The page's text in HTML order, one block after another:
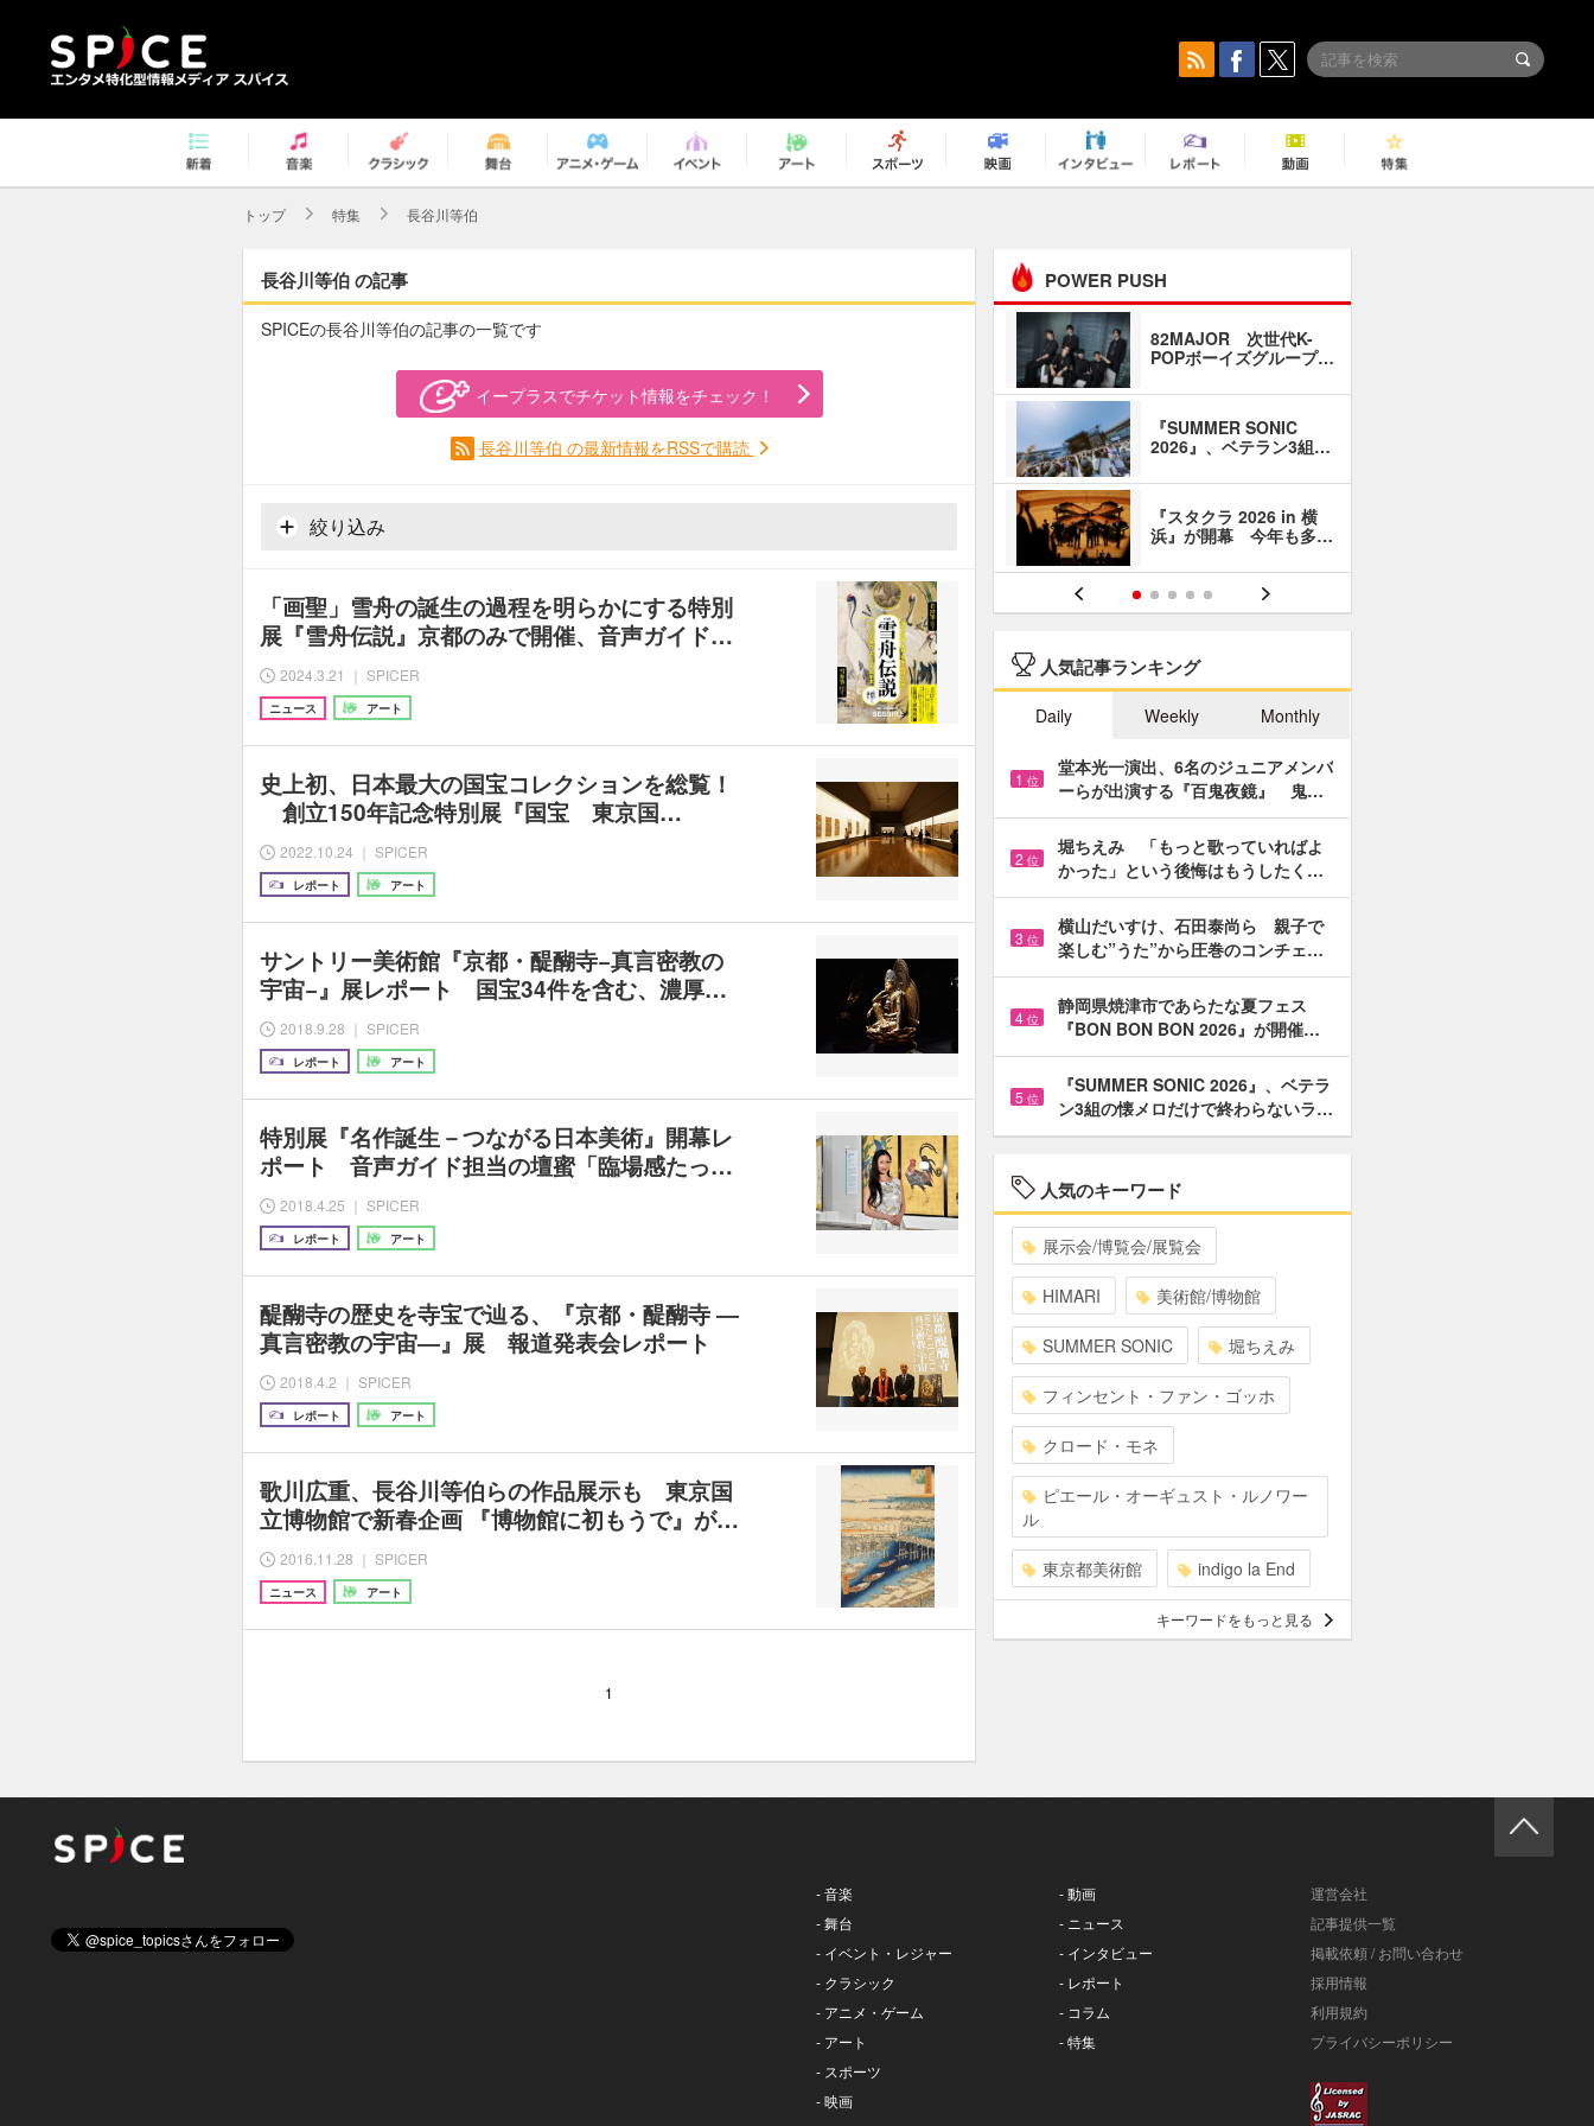
トップ 特集 長谷川等伯
長谷川等伯 の記事
SPICEの長谷川等伯の記事の一覧です
イープラスでチケット情報をチェック！
長谷川等伯 の最新情報をRSSで購読
絞り込み
「画聖」雪舟の誕生の過程を明らかにする特別
展『雪舟伝説』京都のみで開催、音声ガイド…
2024.3.21 ｜ SPICER
ニュース アート
史上初、日本最大の国宝コレクションを総覧！
創立150年記念特別展『国宝 東京国…
2022.10.24 ｜ SPICER
レポート アート
サントリー美術館『京都・醍醐寺−真言密教の
宇宙−』展レポート 国宝34件を含む、濃厚…
2018.9.28 ｜ SPICER
レポート アート
特別展『名作誕生－つながる日本美術』開幕レ
ポート 音声ガイド担当の壇蜜「臨場感たっ…
2018.4.25 ｜ SPICER
レポート アート
醍醐寺の歴史を寺宝で辿る、『京都・醍醐寺 ―
真言密教の宇宙―』展 報道発表会レポート
2018.4.2 ｜ SPICER
レポート アート
歌川広重、長谷川等伯らの作品展示も 東京国
立博物館で新春企画 『博物館に初もうで』が…
2016.11.28 ｜ SPICER
ニュース アート
1
POWER PUSH
82MAJOR 次世代K-
POPボーイズグループ…
『SUMMER SONIC
2026』、ベテラン3組…
『スタクラ 2026 in 横
浜』が開幕 今年も多…
人気記事ランキング
Daily Weekly Monthly
1 位
堂本光一演出、6名のジュニアメンバ
ーらが出演する『百鬼夜鏡』 鬼…
2 位
堀ちえみ 「もっと歌っていればよ
かった」という後悔はもうしたく…
3 位
横山だいすけ、石田泰尚ら 親子で
楽しむ”うた”から圧巻のコンチェ…
4 位
静岡県焼津市であらたな夏フェス
『BON BON BON 2026』が開催…
5 位
『SUMMER SONIC 2026』、ベテラ
ン3組の懐メロだけで終わらないラ…
人気のキーワード
展示会/博覧会/展覧会
HIMARI 美術館/博物館
SUMMER SONIC 堀ちえみ
フィンセント・ファン・ゴッホ
クロード・モネ
ピエール・オーギュスト・ルノワー
ル
東京都美術館 indigo la End
キーワードをもっと見る
- 音楽
- 舞台
- イベント・レジャー
- クラシック
- アニメ・ゲーム
- アート
- スポーツ
- 映画
- 動画
- ニュース
- インタビュー
- レポート
- コラム
- 特集
運営会社
記事提供一覧
掲載依頼 / お問い合わせ
採用情報
利用規約
プライバシーポリシー